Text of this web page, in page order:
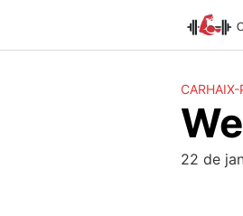
content
CARHAIX-
22 de